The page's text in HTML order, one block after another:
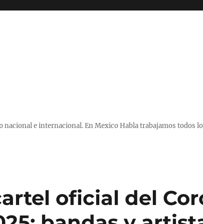
e internacional. En Mexico Habla trabajamos todos
oficial del